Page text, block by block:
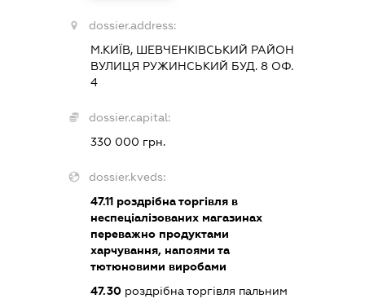
dossier.address:
М.КИЇВ, ШЕВЧЕНКІВСЬКИЙ РАЙОН
ВУЛИЦЯ РУЖИНСЬКИЙ БУД. 8 ОФ.
4
dossier.capital:
330 000 грн.
dossier.kveds:
47.11роздрібна торгівля в
неспеціалізованих магазинах
переважно продуктами
харчування, напоями та
тютюновими виробами
47.30роздрібна торгівля пальним